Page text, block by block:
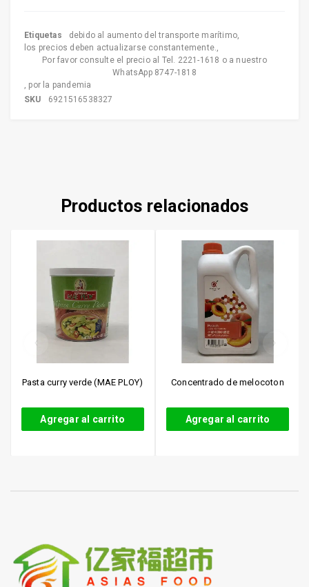
Etiquetas debido al aumento del transporte marítimo,
los precios deben actualizarse constantemente.,
Por favor consulte el precio al Tel. 2221-1618 o a nuestro
WhatsApp 8747-1818
, por la pandemia
SKU
6921516538327
Productos relacionados
Pasta curry verde (MAE PLOY)
Agregar al carrito
Concentrado de melocoton
Agregar al carrito